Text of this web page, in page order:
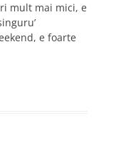
mult mai mici, e
e foarte